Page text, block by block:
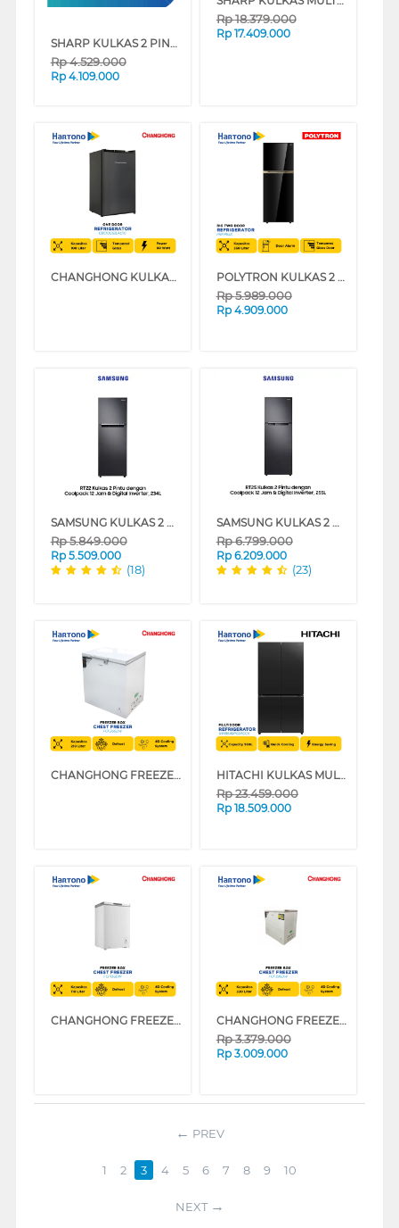
SHARP KULKAS 2 PINTU KECIL SMALL 2 DOOR REFRIGERATOR SHINE SJ326XGCP
Rp4.529.000
Rp 4.109.000
Rp18.379.000
Rp 17.409.000
CHANGHONG KULKAS 1 PINTU 1 DOOR REFRIGERATOR CBC100(BLACK) POLYTRON KULKAS 2 PINTU BESAR BIG 2 DOOR REFRIGERATOR INVERTER BELLEZA PRM495X
Rp5.989.000
Rp 4.909.000
SAMSUNG KULKAS 2 PINTU KECIL COOLPACK 12 JAM & DIGITAL INVERTER [234 L] - RT22FARBDB1
Rp5.849.000
Rp 5.509.000
(18)
SAMSUNG KULKAS 2 PINTU KECIL COOLPACK 12 JAM & DIGITAL INVERTER [255 L] - RT25FARBDB1
Rp6.799.000
Rp 6.209.000
(23)
CHANGHONG FREEZER BOX CHEST FREEZER FCF266DW HITACHI KULKAS MULTIDOOR REFRIGERATOR RWB640PGD1GCK
Rp23.459.000
Rp 18.509.000
CHANGHONG FREEZER BOX CHEST FREEZER FCF136DW CHANGHONG FREEZER BOX CHEST FREEZER FCF396DW
Rp3.379.000
Rp 3.009.000
PREV
1 2 3 4 5 6 7 8 9 10
NEXT